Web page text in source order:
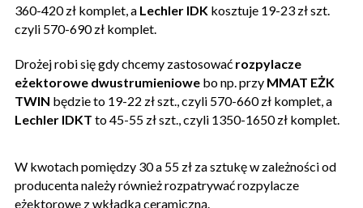
360-420 zł komplet, a Lechler IDK kosztuje 19-23 zł szt.
czyli 570-690 zł komplet.
Drożej robi się gdy chcemy zastosować rozpylacze
eżektorowe dwustrumieniowe bo np. przy MMAT EŻK
TWIN będzie to 19-22 zł szt., czyli 570-660 zł komplet, a
Lechler IDKT to 45-55 zł szt., czyli 1350-1650 zł komplet.
W kwotach pomiędzy 30 a 55 zł za sztukę w zależności od
producenta należy również rozpatrywać rozpylacze
eżektorowe z wkładką ceramiczną.